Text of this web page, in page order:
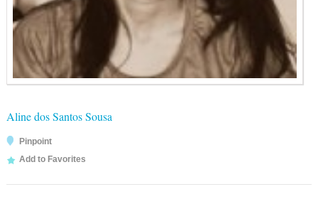
Aline dos Santos Sousa
Pinpoint
Add to Favorites